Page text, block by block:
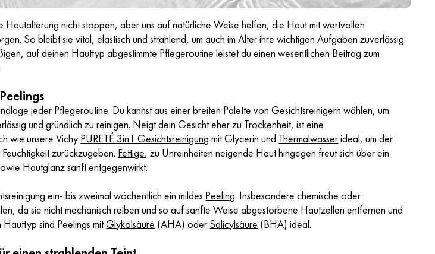
Hautalterung nicht stoppen, aber uns auf natürliche Weise helfen, die Haut mit wertvollen
So bleibt sie vital, elastisch und strahlend, um auch im Alter ihre wichtigen Aufgaben zuverlässig
auf deinen Hauttyp abgestimmte Pflegeroutine leistet du einen wesentlichen Beitrag zum
jeder Pflegeroutine. Du kannst aus einer breiten Palette von Gesichtsreinigern wählen, um
und gründlich zu reinigen. Neigt dein Gesicht eher zu Trockenheit, ist eine
wie unsere Vichy PURETÉ 3in1 Gesichtsreinigung mit Glycerin und Thermalwasserideal, um der
zurückzugeben. Fettige, zu Unreinheiten neigende Haut hingegen freut sich über ein
Hautglanz sanft entgegenwirkt.
ein- bis zweimal wöchentlich ein mildes Peeling. Insbesondere chemische oder
da sie nicht mechanisch reiben und so auf sanfte Weise abgestorbene Hautzellen entfernen und
sind Peelings mitGlykolsäure (AHA) oder Salicylsäure (BHA) ideal.